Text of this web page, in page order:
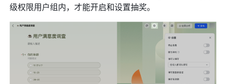
级权限用户组内，才能开启和设置抽奖。